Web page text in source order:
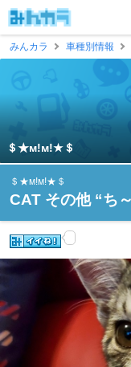
みんカラ
車種別情報
＄★м!м!★＄
＄★м!м!★＄
CAT その他 “ち